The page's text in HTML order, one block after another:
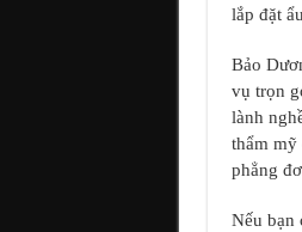
lắp đặt
Bảo
vụ trọn
lành
thẩm mỹ
phẳng
Nếu bạn